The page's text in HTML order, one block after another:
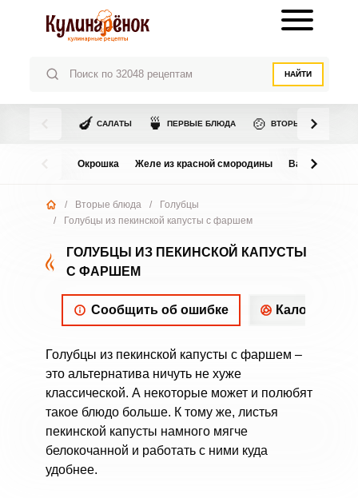
НАЙТИ
🍆 САЛАТЫ 🍵 ПЕРВЫЕ БЛЮДА 🍲 ВТОРЫЕ БЛЮДА
Окрошка Желе из красной смородины Варенье из
/ Вторые блюда /
Голубцы
/
Голубцы из пекинской капусты с фаршем
ГОЛУБЦЫ ИЗ ПЕКИНСКОЙ КАПУСТЫ
С ФАРШЕМ
Сообщить об ошибке
Голубцы из пекинской капусты с фаршем –
это альтернатива ничуть не хуже
классической. А некоторые может и полюбят
такое блюдо больше. К тому же, листья
пекинской капусты намного мягче
белокочанной и работать с ними куда
удобнее.